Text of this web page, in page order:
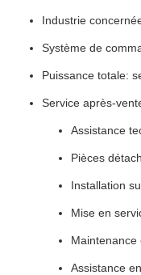
Industrie
Système de
Puissance totale:
Service après-
Assistance
Pièces
Installation
Mise en
Maintenance
Assistance